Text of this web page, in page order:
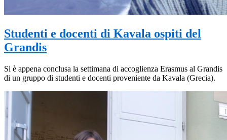
Studenti e docenti di Kavala ospiti del
Grandis
Si è appena conclusa la settimana di accoglienza Erasmus al Grandis
di un gruppo di studenti e docenti proveniente da Kavala (Grecia).